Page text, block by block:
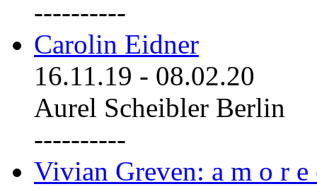
----------
Carolin Eidner
16.11.19 - 08.02.20
Aurel Scheibler Berlin
----------
Vivian Greven: a m o r